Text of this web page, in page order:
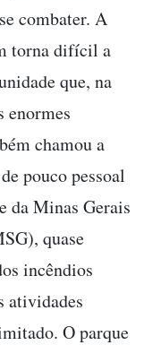
combater. A
torna difícil a
que, na
enormes
chamou a
pouco pessoal
da Minas Gerais
quase
incêndios
atividades
O parque